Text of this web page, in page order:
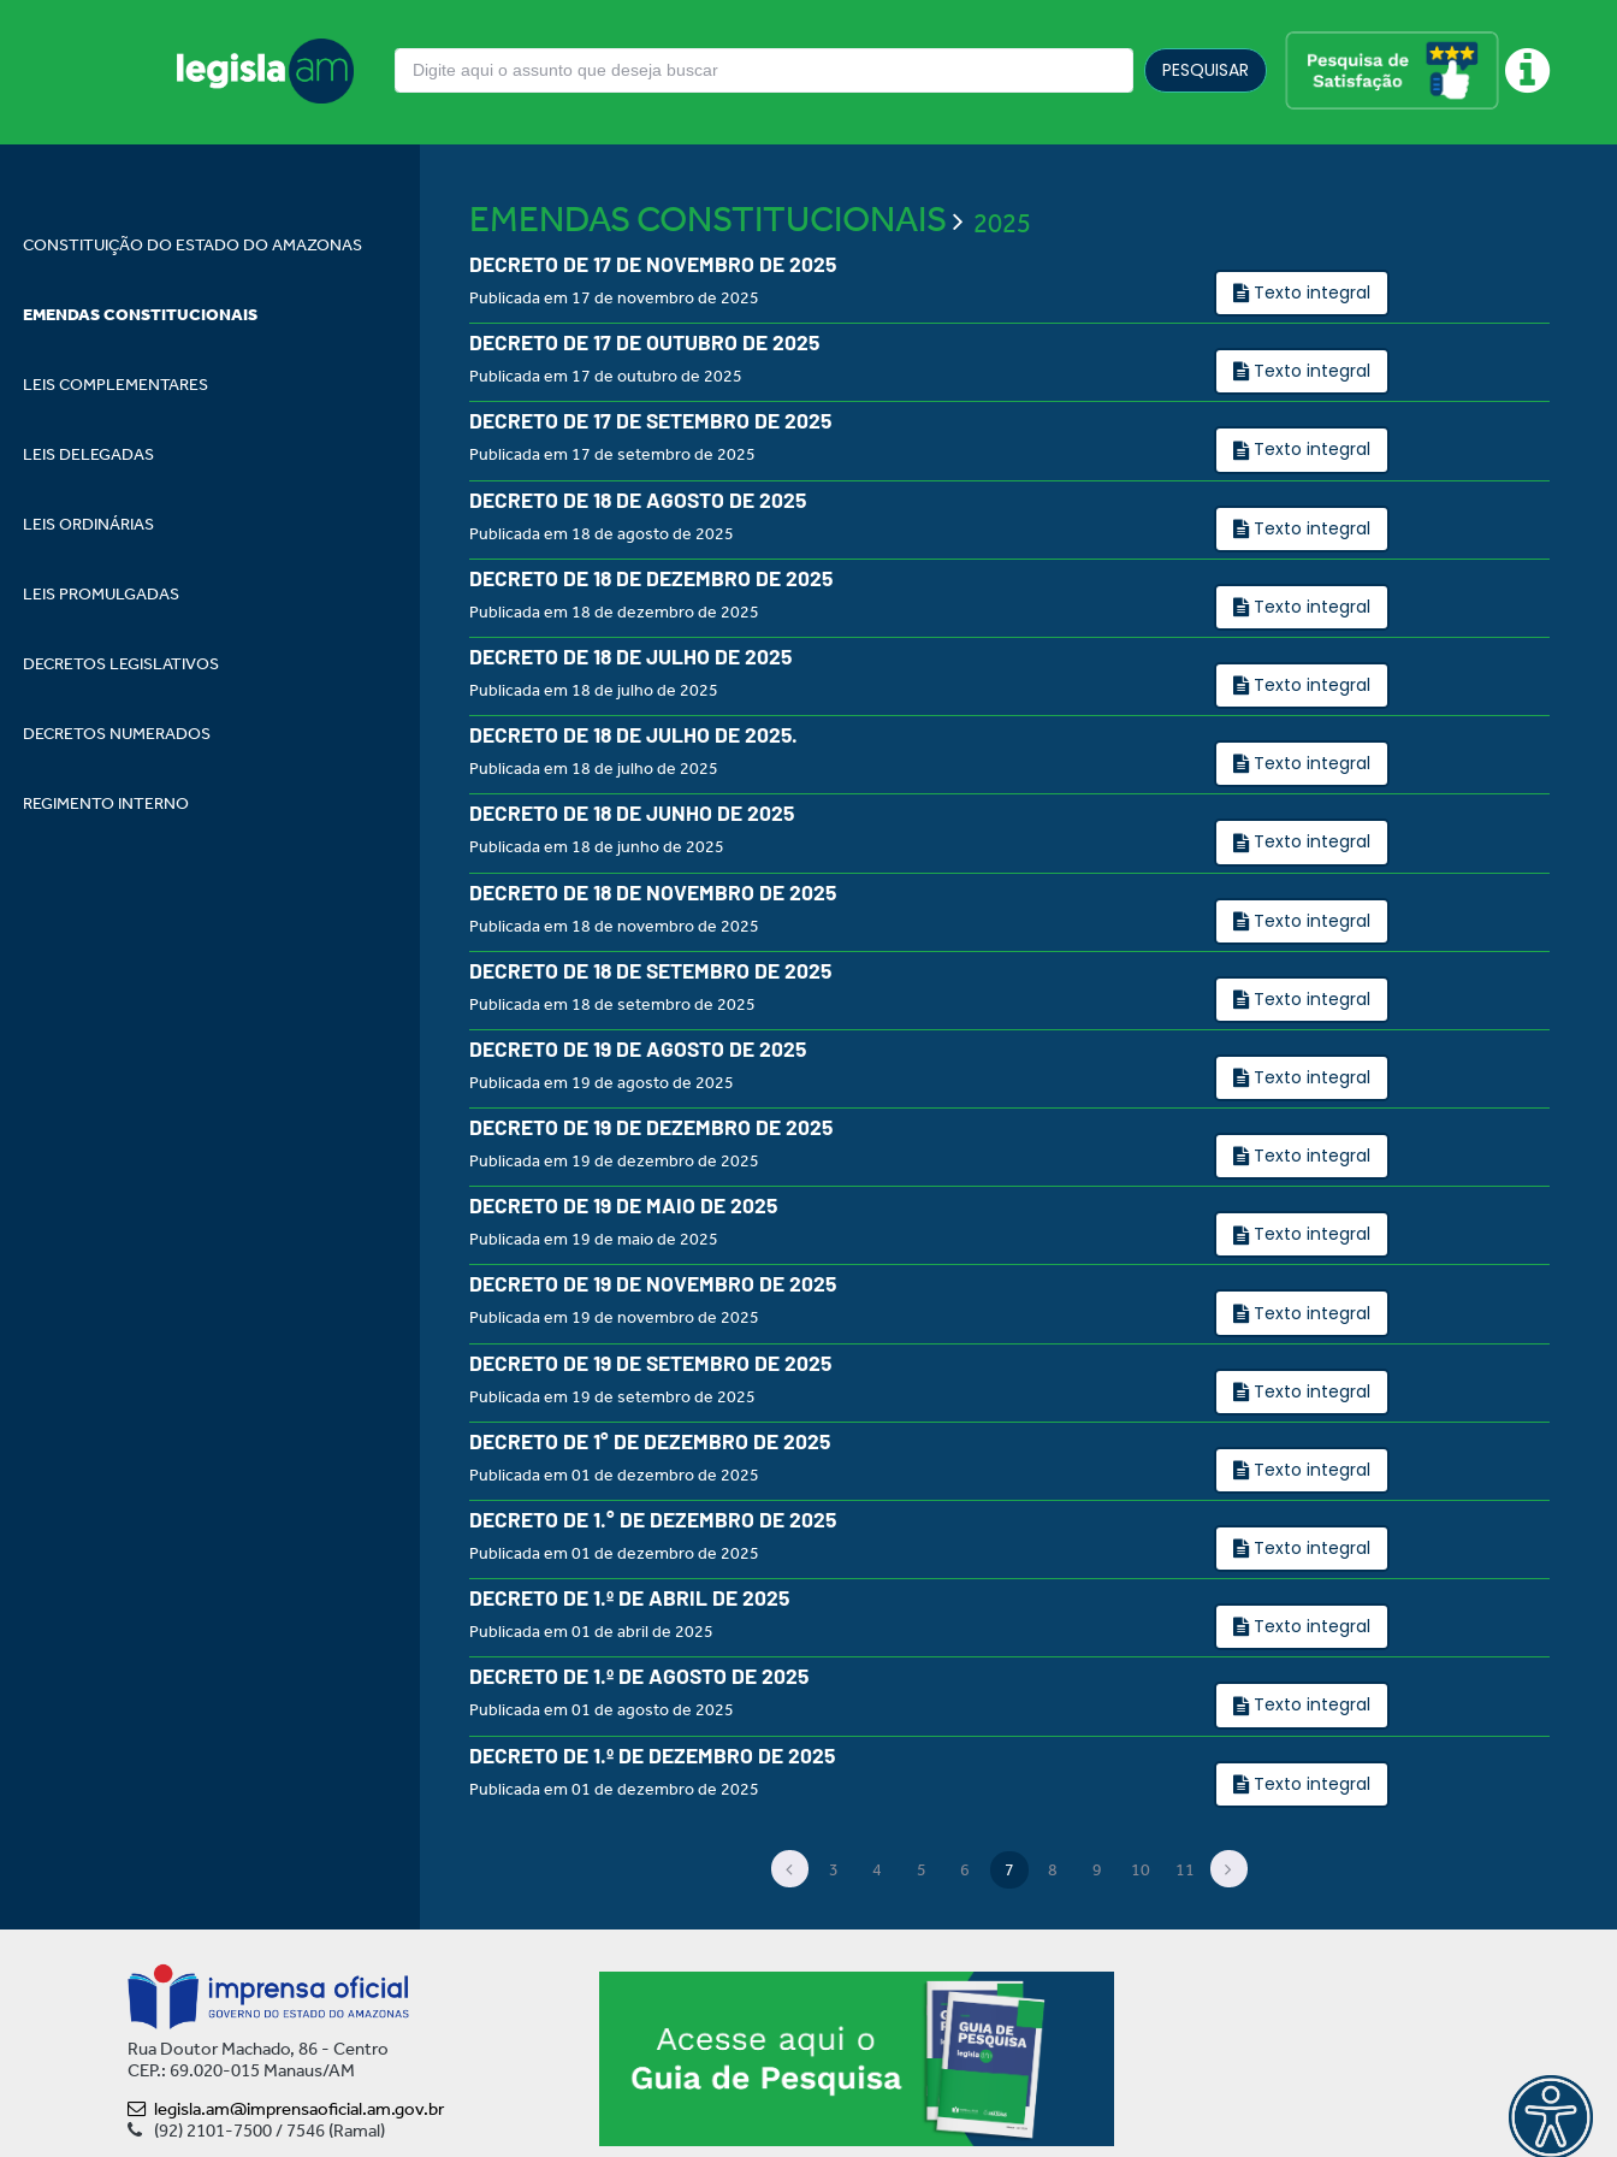
PESQUISAR
CONSTITUIÇÃO DO ESTADO DO AMAZONAS
EMENDAS CONSTITUCIONAIS
LEIS COMPLEMENTARES
LEIS DELEGADAS
LEIS ORDINÁRIAS
LEIS PROMULGADAS
DECRETOS LEGISLATIVOS
DECRETOS NUMERADOS
REGIMENTO INTERNO
EMENDAS CONSTITUCIONAIS 2025
DECRETO DE 17 DE NOVEMBRO DE 2025
Publicada em 17 de novembro de 2025 Texto integral
DECRETO DE 17 DE OUTUBRO DE 2025
Publicada em 17 de outubro de 2025 Texto integral
DECRETO DE 17 DE SETEMBRO DE 2025
Publicada em 17 de setembro de 2025 Texto integral
DECRETO DE 18 DE AGOSTO DE 2025
Publicada em 18 de agosto de 2025 Texto integral
DECRETO DE 18 DE DEZEMBRO DE 2025
Publicada em 18 de dezembro de 2025 Texto integral
DECRETO DE 18 DE JULHO DE 2025
Publicada em 18 de julho de 2025 Texto integral
DECRETO DE 18 DE JULHO DE 2025.
Publicada em 18 de julho de 2025 Texto integral
DECRETO DE 18 DE JUNHO DE 2025
Publicada em 18 de junho de 2025 Texto integral
DECRETO DE 18 DE NOVEMBRO DE 2025
Publicada em 18 de novembro de 2025 Texto integral
DECRETO DE 18 DE SETEMBRO DE 2025
Publicada em 18 de setembro de 2025 Texto integral
DECRETO DE 19 DE AGOSTO DE 2025
Publicada em 19 de agosto de 2025 Texto integral
DECRETO DE 19 DE DEZEMBRO DE 2025
Publicada em 19 de dezembro de 2025 Texto integral
DECRETO DE 19 DE MAIO DE 2025
Publicada em 19 de maio de 2025 Texto integral
DECRETO DE 19 DE NOVEMBRO DE 2025
Publicada em 19 de novembro de 2025 Texto integral
DECRETO DE 19 DE SETEMBRO DE 2025
Publicada em 19 de setembro de 2025 Texto integral
DECRETO DE 1° DE DEZEMBRO DE 2025
Publicada em 01 de dezembro de 2025 Texto integral
DECRETO DE 1.° DE DEZEMBRO DE 2025
Publicada em 01 de dezembro de 2025 Texto integral
DECRETO DE 1.º DE ABRIL DE 2025
Publicada em 01 de abril de 2025 Texto integral
DECRETO DE 1.º DE AGOSTO DE 2025
Publicada em 01 de agosto de 2025 Texto integral
DECRETO DE 1.º DE DEZEMBRO DE 2025
Publicada em 01 de dezembro de 2025 Texto integral
3 4 5 6 7(current)
8 9 10 11
Rua Doutor Machado, 86 - Centro
CEP.: 69.020-015 Manaus/AM
legisla.am@imprensaoficial.am.gov.br
(92) 2101-7500 / 7546 (Ramal)